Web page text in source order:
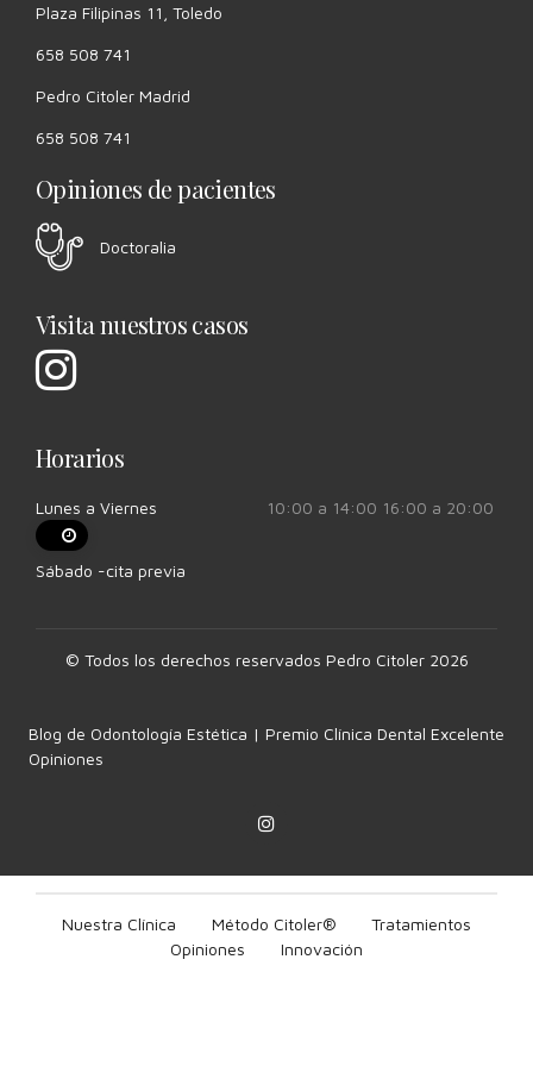
Plaza Filipinas 11, Toledo
658 508 741
Pedro Citoler Madrid
658 508 741
Opiniones de pacientes
Doctoralia
Visita nuestros casos
Horarios
Lunes a Viernes 10:00 a 14:00 16:00 a 20:00
Sábado -cita previa
© Todos los derechos reservados Pedro Citoler 2026
Blog de Odontología Estética | Premio Clínica Dental Excelente
Opiniones
Nuestra Clínica Método Citoler®
Tratamientos
Opiniones
Innovación